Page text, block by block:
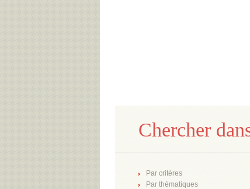
Chercher
Par critères
Par thématiques